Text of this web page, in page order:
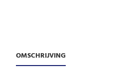
OMSCHRIJVING